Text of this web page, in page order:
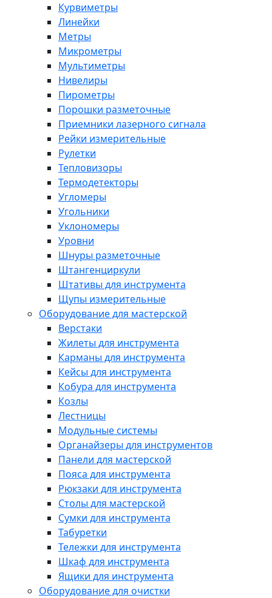
Курвиметры
Линейки
Метры
Микрометры
Мультиметры
Нивелиры
Пирометры
Порошки разметочные
Приемники лазерного сигнала
Рейки измерительные
Рулетки
Тепловизоры
Термодетекторы
Угломеры
Угольники
Уклономеры
Уровни
Шнуры разметочные
Штангенциркули
Штативы для инструмента
Щупы измерительные
Оборудование для мастерской
Верстаки
Жилеты для инструмента
Карманы для инструмента
Кейсы для инструмента
Кобура для инструмента
Козлы
Лестницы
Модульные системы
Органайзеры для инструментов
Панели для мастерской
Пояса для инструмента
Рюкзаки для инструмента
Столы для мастерской
Сумки для инструмента
Табуретки
Тележки для инструмента
Шкаф для инструмента
Ящики для инструмента
Оборудование для очистки